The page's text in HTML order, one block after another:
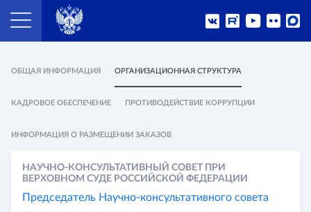
ОБЩАЯ ИНФОРМАЦИЯ ОРГАНИЗАЦИОННАЯ СТРУКТУРА
КАДРОВОЕ ОБЕСПЕЧЕНИЕ ПРОТИВОДЕЙСТВИЕ КОРРУПЦИИ
ИНФОРМАЦИЯ О РАЗМЕЩЕНИИ ЗАКАЗОВ
НАУЧНО-КОНСУЛЬТАТИВНЫЙ СОВЕТ ПРИ
ВЕРХОВНОМ СУДЕ РОССИЙСКОЙ ФЕДЕРАЦИИ
Председатель Научно-консультативного совета